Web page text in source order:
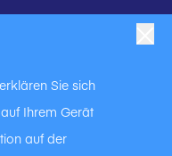
Sie sich
Ihrem Gerät
auf der